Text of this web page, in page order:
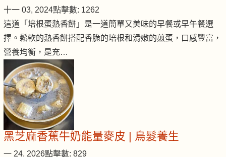
十一 03, 2024點擊數: 1262
這道「培根蛋熱香餅」是一道簡單又美味的早餐或早午餐選
擇。鬆軟的熱香餅搭配香脆的培根和滑嫩的煎蛋，口感豐富，
營養均衡，是充…
黑芝麻香蕉牛奶能量麥皮 | 烏髮養生
一 24, 2026點擊數: 829